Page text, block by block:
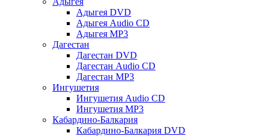
Адыгея DVD
Адыгея Audio CD
Адыгея MP3
Дагестан
Дагестан DVD
Дагестан Audio CD
Дагестан MP3
Ингушетия
Ингушетия Audio CD
Ингушетия MP3
Кабардино-Балкария
Кабардино-Балкария DVD